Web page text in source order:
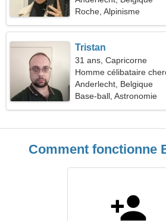
Roche, Alpinisme
Tristan
31 ans, Capricorne
Homme célibataire
Anderlecht, Belgique
Base-ball, Astronomie
Comment fonctionne